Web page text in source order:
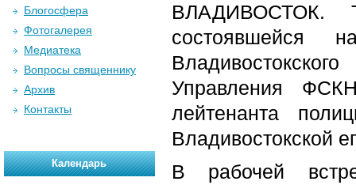
ВЛАДИВОСТОК.
состоявшейся
Управления
лейтенанта
Владивостокской
В рабочей
Блогосфера
Фотогалерея
Медиатека
Вопросы священнику
Архив
Контакты
Календарь